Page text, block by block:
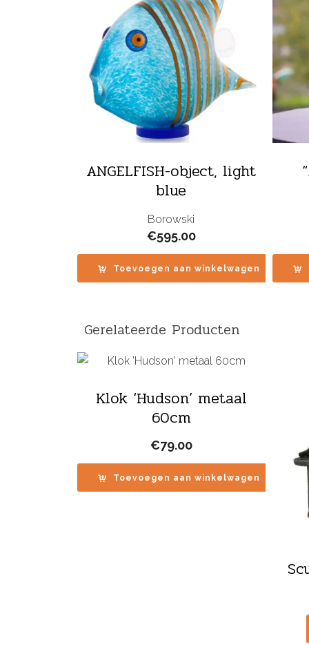
ANGELFISH-object, light
blue
Borowski
€595.00
Toevoegen aan winkelwagen
Gerelateerde Producten
Klok ‘Hudson’ metaal
60cm
€79.00
Toevoegen aan winkelwagen